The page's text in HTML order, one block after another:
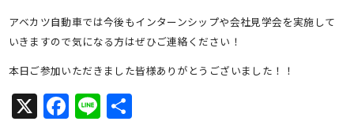
アベカツ自動車では今後もインターンシップや会社見学会を実施して
いきますので気になる方はぜひご連絡ください！
本日ご参加いただきました皆様ありがとうございました！！
X Facebook
Line共